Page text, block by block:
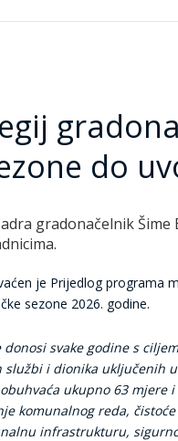
do
gradonačelnik Šime
je Prijedlog programa
sezone 2026. godine.
svake godine s ciljem
službi i dionika uključenih
ukupno 63 mjere
komunalnog reda,
infrastrukturu,